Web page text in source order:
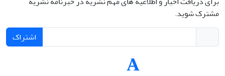
مشترک شوید.
اشتراک